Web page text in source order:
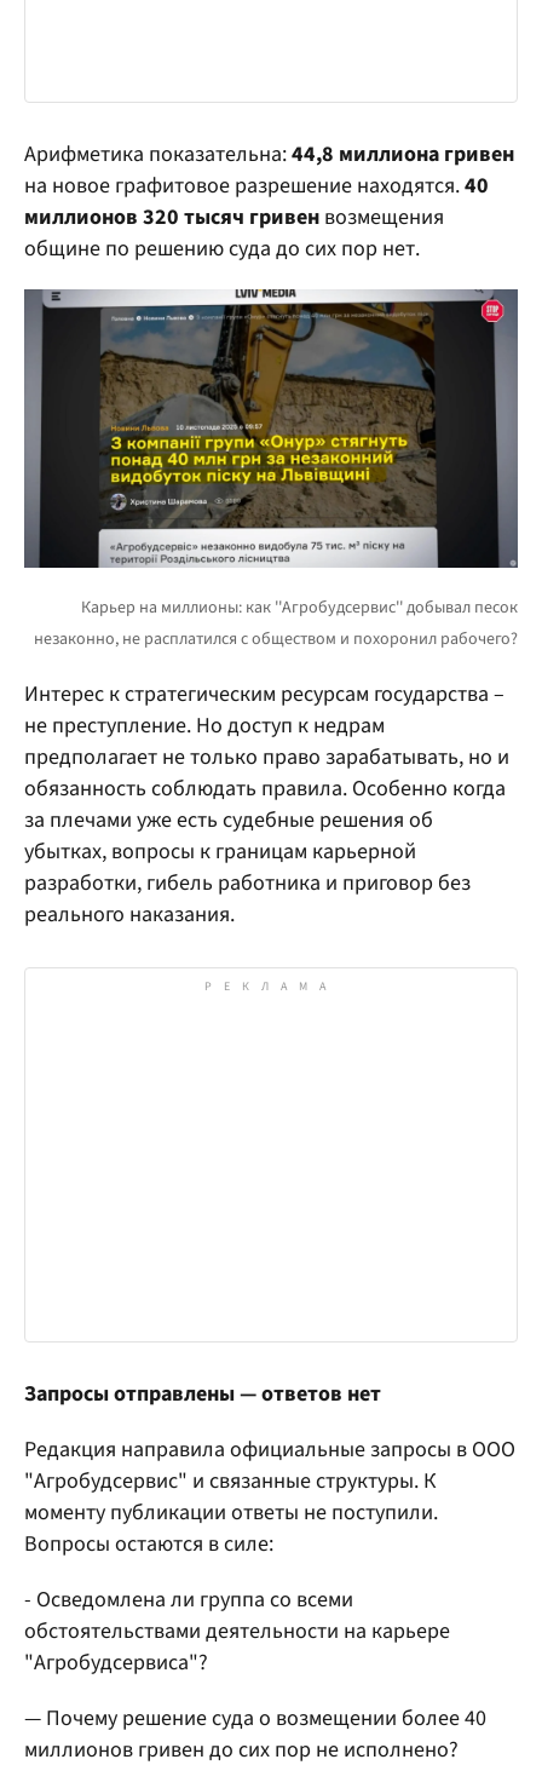
Арифметика показательна:44,8 миллиона гривен
на новое графитовое разрешение находятся.40
миллионов 320 тысяч гривен возмещения
общине по решению суда до сих пор нет.
Интерес к стратегическим ресурсам государства –
не преступление. Но доступ к недрам
предполагает не только право зарабатывать, но и
обязанность соблюдать правила. Особенно когда
за плечами уже есть судебные решения об
убытках, вопросы к границам карьерной
разработки, гибель работника и приговор без
реального наказания.
Запросы отправлены — ответов нет
Редакция направила официальные запросы в ООО
"Агробудсервис" и связанные структуры. К
моменту публикации ответы не поступили.
Вопросы остаются в силе:
- Осведомлена ли группа со всеми
обстоятельствами деятельности на карьере
"Агробудсервиса"?
— Почему решение суда о возмещении более 40
миллионов гривен до сих пор не исполнено?